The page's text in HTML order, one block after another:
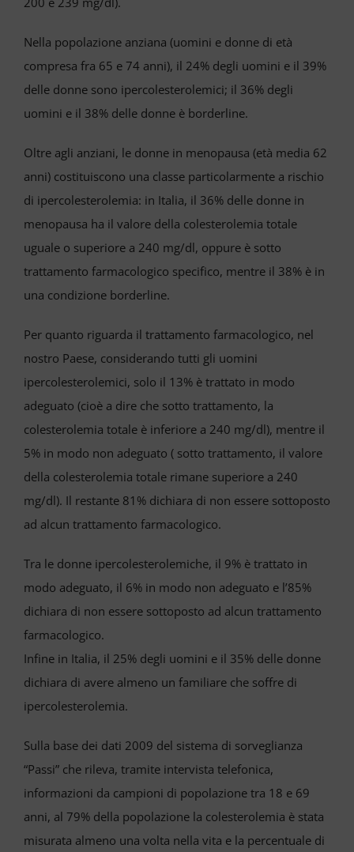
Nella popolazione anziana (uomini e donne di età
compresa fra 65 e 74 anni), il 24% degli uomini e il 39%
delle donne sono ipercolesterolemici; il 36% degli
uomini e il 38% delle donne è borderline.
Oltre agli anziani, le donne in menopausa (età media 62
anni) costituiscono una classe particolarmente a rischio
di ipercolesterolemia: in Italia, il 36% delle donne in
menopausa ha il valore della colesterolemia totale
uguale o superiore a 240 mg/dl, oppure è sotto
trattamento farmacologico specifico, mentre il 38% è in
una condizione borderline.
Per quanto riguarda il trattamento farmacologico, nel
nostro Paese, considerando tutti gli uomini
ipercolesterolemici, solo il 13% è trattato in modo
adeguato (cioè a dire che sotto trattamento, la
colesterolemia totale è inferiore a 240 mg/dl), mentre il
5% in modo non adeguato ( sotto trattamento, il valore
della colesterolemia totale rimane superiore a 240
mg/dl). Il restante 81% dichiara di non essere sottoposto
ad alcun trattamento farmacologico.
Tra le donne ipercolesterolemiche, il 9% è trattato in
modo adeguato, il 6% in modo non adeguato e l’85%
dichiara di non essere sottoposto ad alcun trattamento
farmacologico.
Infine in Italia, il 25% degli uomini e il 35% delle donne
dichiara di avere almeno un familiare che soffre di
ipercolesterolemia.
Sulla base dei dati 2009 del sistema di sorveglianza
“Passi” che rileva, tramite intervista telefonica,
informazioni da campioni di popolazione tra 18 e 69
anni, al 79% della popolazione la colesterolemia è stata
misurata almeno una volta nella vita e la percentuale di